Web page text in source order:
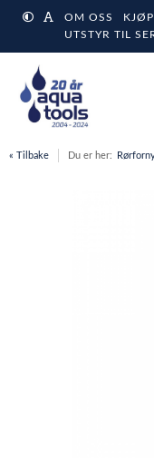
OM OSS
UTSTYR TIL
« Tilbake Du er her: